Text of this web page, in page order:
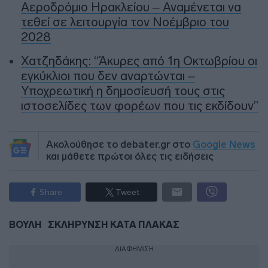
Αεροδρόμιο Ηρακλείου – Αναμένεται να
τεθεί σε λειτουργία τον Νοέμβριο του
2028
Χατζηδάκης: “Άκυρες από 1η Οκτωβρίου οι
εγκύκλιοι που δεν αναρτώνται –
Υποχρεωτική η δημοσίευσή τους στις
ιστοσελίδες των φορέων που τις εκδίδουν”
Ακολούθησε το debater.gr στο Google News
και μάθετε πρώτοι όλες τις ειδήσεις
Share Tweet
ΒΟΥΛΗ ΣΚΛΗΡΥΝΣΗ ΚΑΤΑ ΠΛΑΚΑΣ
ΔΙΑΦΗΜΙΣΗ